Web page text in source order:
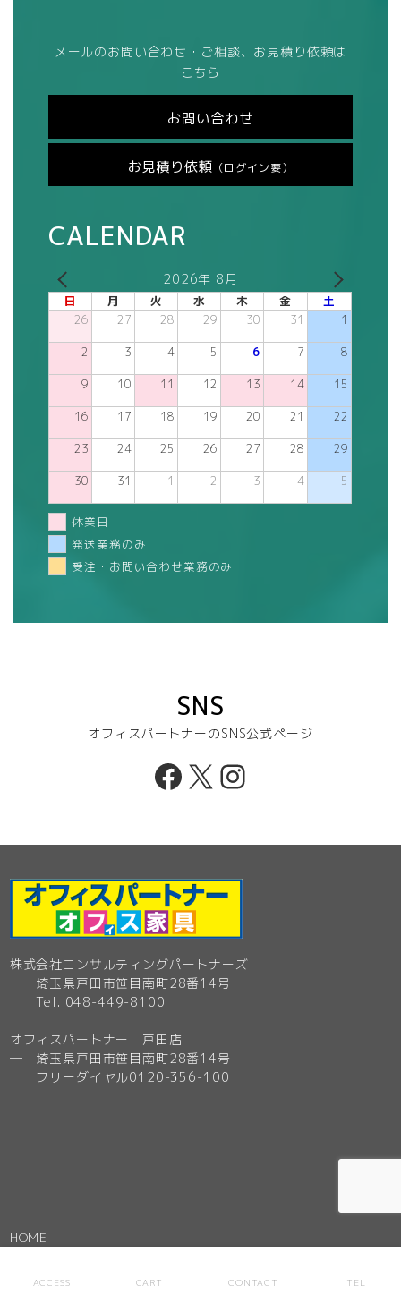
メールのお問い合わせ・ご相談、お見積り依頼は
こちら
お問い合わせ
お見積り依頼 （ログイン要）
CALENDAR
2026年 8月
日 月 火 水 木 金 土
26 27 28 29 30 31 1
2 3 4 5 6 7 8
9 10 11 12 13 14 15
16 17 18 19 20 21 22
23 24 25 26 27 28 29
30 31 1 2 3 4 5
休業日
発送業務のみ
受注・お問い合わせ業務のみ
SNS
オフィスパートナーのSNS公式ページ
Facebook
X Instagram
株式会社コンサルティングパートナーズ
─ 埼玉県戸田市笹目南町28番14号
Tel. 048-449-8100
オフィスパートナー 戸田店
─ 埼玉県戸田市笹目南町28番14号
フリーダイヤル0120-356-100
HOME
全商品
ACCESS CART CONTACT TEL